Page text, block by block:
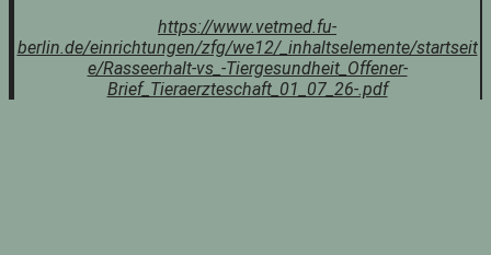
https://www.vetmed.fu-
berlin.de/einrichtungen/zfg/we12/_inhaltselemente/startseit
e/Rasseerhalt-vs_-Tiergesundheit_Offener-
Brief_Tieraerzteschaft_01_07_26-.pdf